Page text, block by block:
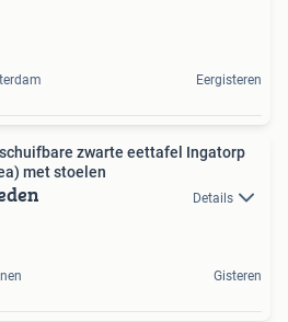
Eergisteren
zwarte eettafel Ingatorp
met stoelen
Details
Gisteren